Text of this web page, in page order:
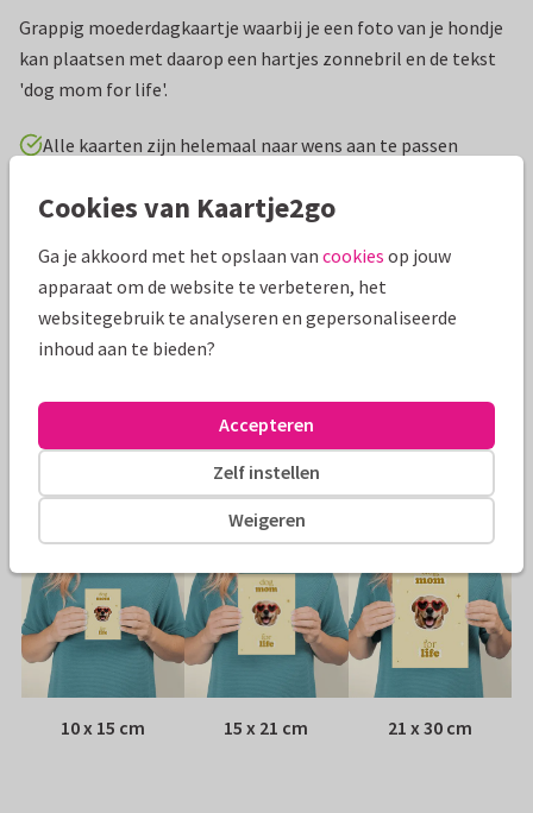
Grappig moederdagkaartje waarbij je een foto van je hondje
kan plaatsen met daarop een hartjes zonnebril en de tekst
'dog mom for life'.
Alle kaarten zijn helemaal naar wens aan te passen
Moederdag kaarten Manique Grappig
Specificaties bij deze kaart
Papiersoort: Kies uit 6 luxe papiersoorten
Adres: Achterop de kaart
Formaten
10 x 15 cm 15 x 21 cm 21 x 30 cm
Cookies van Kaartje2go
Ga je akkoord met het opslaan van cookies op jouw
apparaat om de website te verbeteren, het
websitegebruik te analyseren en gepersonaliseerde
inhoud aan te bieden?
Weigeren
Zelf instellen
Accepteren